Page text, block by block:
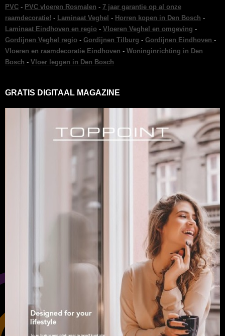
PVC - PVC vloeren Rosmalen - 7 jaar garantie op al onze
raamdecoratie! - Laminaat Veghel - Horren kopen in Den Bosch -
Laminaat Eindhoven en regio - Vloeren Veghel en omgeving -
Gordijnen Veghel regio - Gordijnen Tilburg - Gordijnen Eindhoven -
Vloeren en raamdecoratie Eindhoven - Woninginrichting in Den
Bosch - Vloer leggen in Den Bosch
GRATIS DIGITAAL MAGAZINE